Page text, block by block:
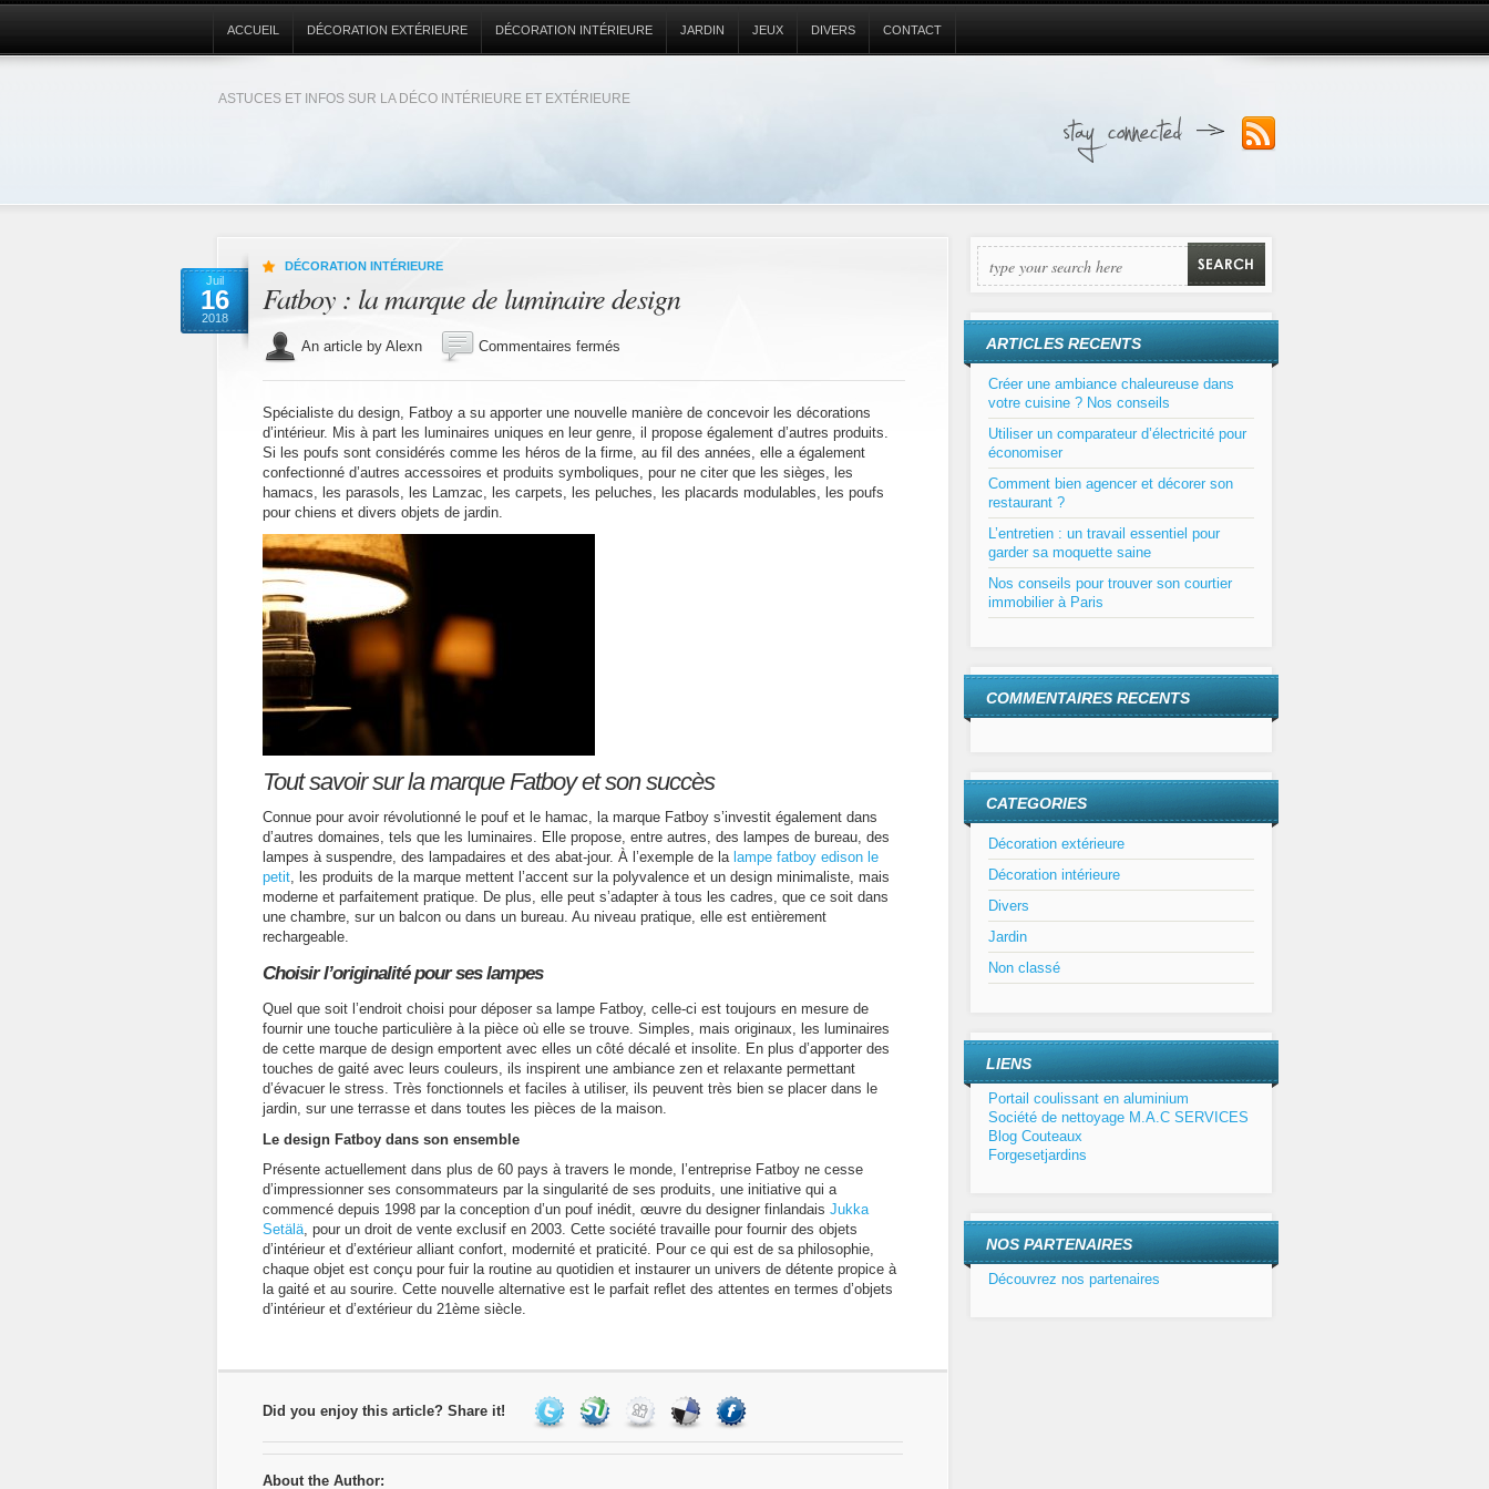
ASTUCES ET INFOS SUR LA DÉCO INTÉRIEURE ET EXTÉRIEURE
ACCUEIL DÉCORATION EXTÉRIEURE DÉCORATION INTÉRIEURE JARDIN JEUX DIVERS CONTACT
Juil
16
2018
DÉCORATION INTÉRIEURE
Fatboy : la marque de luminaire design
An article by Alexn Commentaires fermés
:
marque
de
luminaire
design
Spécialiste du design, Fatboy a su apporter une nouvelle manière de concevoir les décorations
d’intérieur. Mis à part les luminaires uniques en leur genre, il propose également d’autres produits.
Si les poufs sont considérés comme les héros de la firme, au fil des années, elle a également
confectionné d’autres accessoires et produits symboliques, pour ne citer que les sièges, les
hamacs, les parasols, les Lamzac, les carpets, les peluches, les placards modulables, les poufs
pour chiens et divers objets de jardin.
Tout savoir sur la marque Fatboy et son succès
Connue pour avoir révolutionné le pouf et le hamac, la marque Fatboy s’investit également dans
d’autres domaines, tels que les luminaires. Elle propose, entre autres, des lampes de bureau, des
lampes à suspendre, des lampadaires et des abat-jour. À l’exemple de la lampe fatboy edison le
petit, les produits de la marque mettent l’accent sur la polyvalence et un design minimaliste, mais
moderne et parfaitement pratique. De plus, elle peut s’adapter à tous les cadres, que ce soit dans
une chambre, sur un balcon ou dans un bureau. Au niveau pratique, elle est entièrement
rechargeable.
Choisir l’originalité pour ses lampes
Quel que soit l’endroit choisi pour déposer sa lampe Fatboy, celle-ci est toujours en mesure de
fournir une touche particulière à la pièce où elle se trouve. Simples, mais originaux, les luminaires
de cette marque de design emportent avec elles un côté décalé et insolite. En plus d’apporter des
touches de gaité avec leurs couleurs, ils inspirent une ambiance zen et relaxante permettant
d’évacuer le stress. Très fonctionnels et faciles à utiliser, ils peuvent très bien se placer dans le
jardin, sur une terrasse et dans toutes les pièces de la maison.
Le design Fatboy dans son ensemble
Présente actuellement dans plus de 60 pays à travers le monde, l’entreprise Fatboy ne cesse
d’impressionner ses consommateurs par la singularité de ses produits, une initiative qui a
commencé depuis 1998 par la conception d’un pouf inédit, œuvre du designer finlandais Jukka
Setälä, pour un droit de vente exclusif en 2003. Cette société travaille pour fournir des objets
d’intérieur et d’extérieur alliant confort, modernité et praticité. Pour ce qui est de sa philosophie,
chaque objet est conçu pour fuir la routine au quotidien et instaurer un univers de détente propice à
la gaité et au sourire. Cette nouvelle alternative est le parfait reflet des attentes en termes d’objets
d’intérieur et d’extérieur du 21ème siècle.
Did you enjoy this article? Share it!
About the Author:
ARTICLES RECENTS
Créer une ambiance chaleureuse dans
votre cuisine ? Nos conseils
Utiliser un comparateur d’électricité pour
économiser
Comment bien agencer et décorer son
restaurant ?
L’entretien : un travail essentiel pour
garder sa moquette saine
Nos conseils pour trouver son courtier
immobilier à Paris
COMMENTAIRES RECENTS
CATEGORIES
Décoration extérieure
Décoration intérieure
Divers
Jardin
Non classé
LIENS
Portail coulissant en aluminium
Société de nettoyage M.A.C SERVICES
Blog Couteaux
Forgesetjardins
NOS PARTENAIRES
Découvrez nos partenaires